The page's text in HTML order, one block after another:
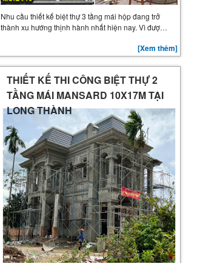
Nhu cầu thiết kế biệt thự 3 tầng mái hộp đang trở
thành xu hướng thịnh hành nhất hiện nay. Vì đượ…
[Xem thêm]
THIẾT KẾ THI CÔNG BIỆT THỰ 2
TẦNG MÁI MANSARD 10X17M TẠI
LONG THÀNH